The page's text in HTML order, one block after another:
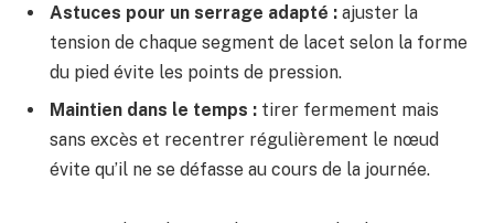
Astuces pour un serrage adapté : ajuster la
tension de chaque segment de lacet selon la forme
du pied évite les points de pression.
Maintien dans le temps : tirer fermement mais
sans excès et recentrer régulièrement le nœud
évite qu’il ne se défasse au cours de la journée.